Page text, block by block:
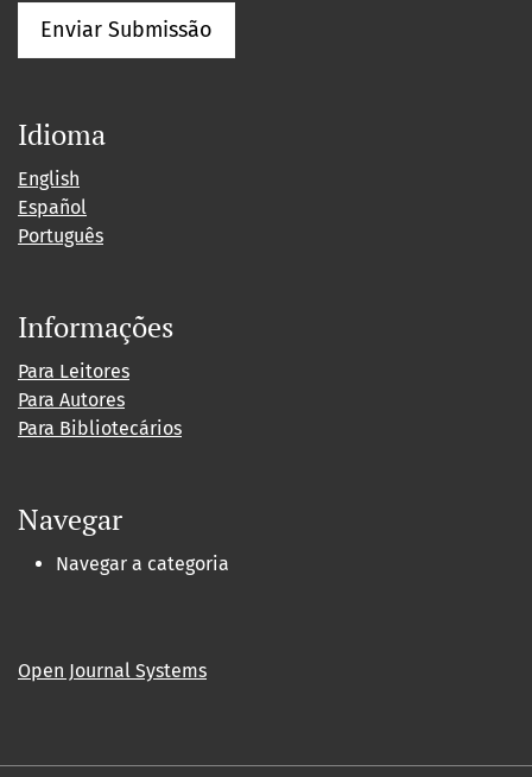
Enviar Submissão
Idioma
English
Español
Português
Informações
Para Leitores
Para Autores
Para Bibliotecários
Navegar
Navegar a categoria
Open Journal Systems